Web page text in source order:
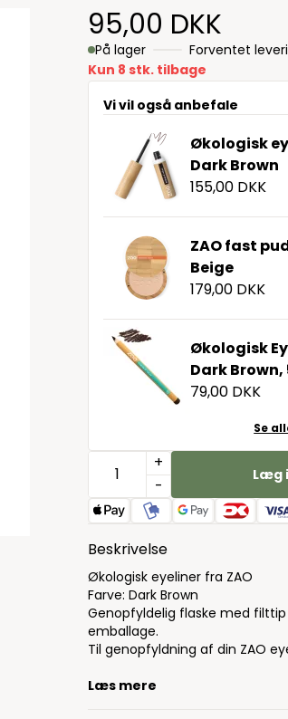
95,00 DKK
På lager
Forventet
Kun 8 stk. tilbage
Vi vil også anbefale
Økologisk
Dark Brown
155,00 DKK
ZAO fast
Beige
179,00 DKK
Økologisk
Dark Brown,
79,00 DKK
Se
+
-
Læg
Beskrivelse
Økologisk eyeliner fra ZAO
Farve: Dark Brown
Genopfyldelig flaske med
emballage.
Til genopfyldning af din ZAO
Læs mere